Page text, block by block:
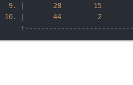
9.
28 15
10.
| 44 2
     +